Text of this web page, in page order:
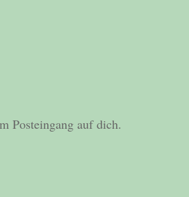
Posteingang auf dich.